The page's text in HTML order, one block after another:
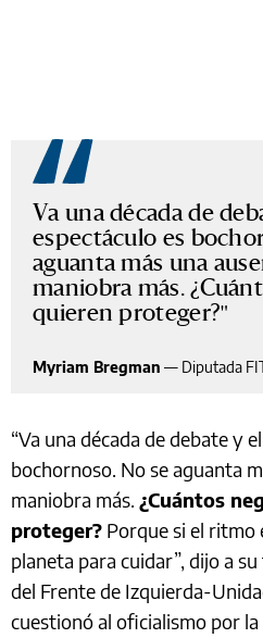
Va una década de
espectáculo es
aguanta más una
maniobra más.
quieren proteger?
Myriam Bregman — Diputada
“Va una década de debate y
bochornoso. No se aguanta
maniobra más. ¿Cuántos
proteger? Porque si el ritmo
planeta para cuidar”, dijo a
del Frente de Izquierda-
cuestionó al oficialismo por